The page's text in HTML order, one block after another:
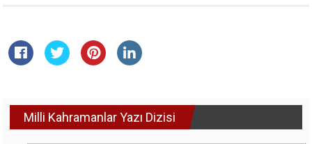
Milli Kahramanlar Yazı Dizisi